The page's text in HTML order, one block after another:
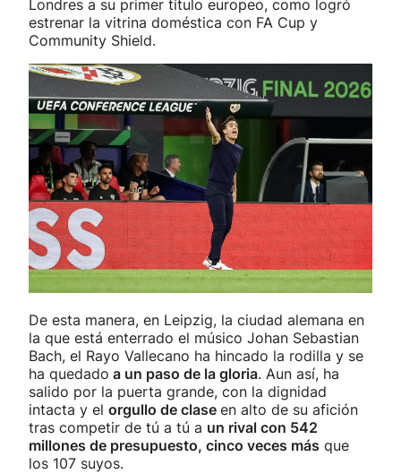
Londres a su primer título europeo, como logró
estrenar la vitrina doméstica con FA Cup y
Community Shield.
De esta manera, en Leipzig, la ciudad alemana en
la que está enterrado el músico Johan Sebastian
Bach, el Rayo Vallecano ha hincado la rodilla y se
ha quedado a un paso de la gloria. Aun así, ha
salido por la puerta grande, con la dignidad
intacta y el orgullo de clase en alto de su afición
tras competir de tú a tú a un rival con 542
millones de presupuesto, cinco veces más que
los 107 suyos.